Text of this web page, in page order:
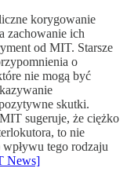
korygowanie
zachowanie ich
od MIT. Starsze
o
nie mogą być
skutki.
sugeruje, że ciężko
to nie
tego rodzaju
News]